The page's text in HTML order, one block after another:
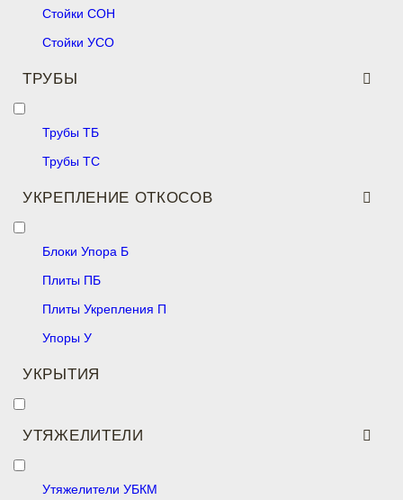
Стойки СОН
Стойки УСО
ТРУБЫ
Трубы ТБ
Трубы ТС
УКРЕПЛЕНИЕ ОТКОСОВ
Блоки Упора Б
Плиты ПБ
Плиты Укрепления П
Упоры У
УКРЫТИЯ
УТЯЖЕЛИТЕЛИ
Утяжелители УБКМ